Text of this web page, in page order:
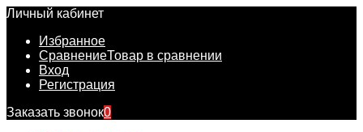
Личный кабинет
Избранное
СравнениеТовар в сравнении
Вход
Регистрация
Заказать звонок0